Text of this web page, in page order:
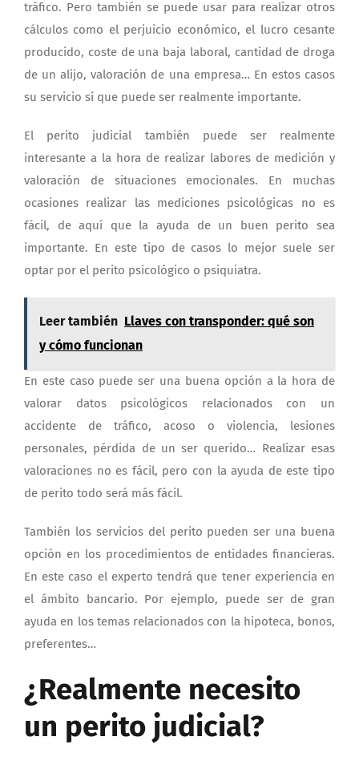
tráfico. Pero también se puede usar para realizar otros
cálculos como el perjuicio económico, el lucro cesante
producido, coste de una baja laboral, cantidad de droga
de un alijo, valoración de una empresa… En estos casos
su servicio sí que puede ser realmente importante.
El perito judicial también puede ser realmente
interesante a la hora de realizar labores de medición y
valoración de situaciones emocionales. En muchas
ocasiones realizar las mediciones psicológicas no es
fácil, de aquí que la ayuda de un buen perito sea
importante. En este tipo de casos lo mejor suele ser
optar por el perito psicológico o psiquiatra.
Leer también Llaves con transponder: qué son
y cómo funcionan
En este caso puede ser una buena opción a la hora de
valorar datos psicológicos relacionados con un
accidente de tráfico, acoso o violencia, lesiones
personales, pérdida de un ser querido… Realizar esas
valoraciones no es fácil, pero con la ayuda de este tipo
de perito todo será más fácil.
También los servicios del perito pueden ser una buena
opción en los procedimientos de entidades financieras.
En este caso el experto tendrá que tener experiencia en
el ámbito bancario. Por ejemplo, puede ser de gran
ayuda en los temas relacionados con la hipoteca, bonos,
preferentes…
¿Realmente necesito
un perito judicial?